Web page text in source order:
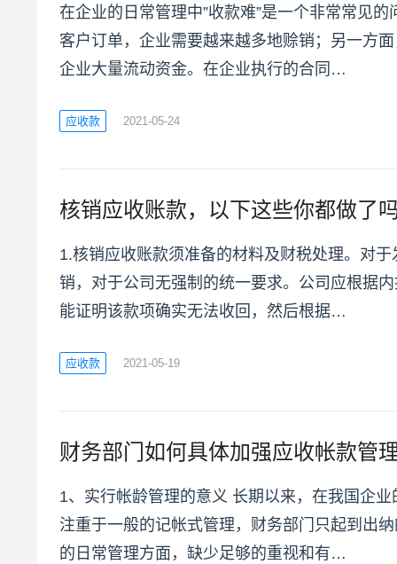
在企业的日常管理中”收款难”是一个非常常见
客户订单，企业需要越来越多地赊销；另一方
企业大量流动资金。在企业执行的合同…
应收款 2021-05-24
核销应收账款，以下这些你都做了
1.核销应收账款须准备的材料及财税处理。对
销，对于公司无强制的统一要求。公司应根据
能证明该款项确实无法收回，然后根据…
应收款 2021-05-19
财务部门如何具体加强应收帐款管
1、实行帐龄管理的意义 长期以来，在我国企
注重于一般的记帐式管理，财务部门只起到出
的日常管理方面，缺少足够的重视和有…